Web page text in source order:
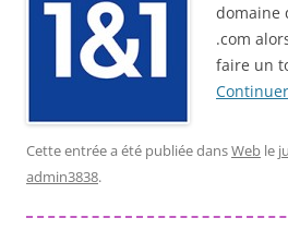
domaine
.com
faire un
Cette entrée a été publiée dansWeb le
admin3838.